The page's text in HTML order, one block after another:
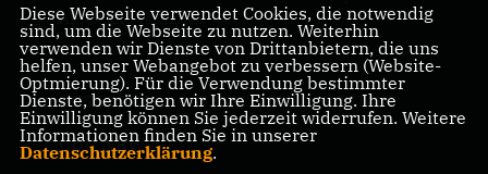
Arbeit und Termine.
IMPRESSUM DATENSCHUTZ KONTAKT
CDU NRW
Diese Webseite verwendet Cookies, die notwendig
sind, um die Webseite zu nutzen. Weiterhin
verwenden wir Dienste von Drittanbietern, die uns
helfen, unser Webangebot zu verbessern (Website-
Optmierung). Für die Verwendung bestimmter
Dienste, benötigen wir Ihre Einwilligung. Ihre
Einwilligung können Sie jederzeit widerrufen. Weitere
Informationen finden Sie in unserer
Datenschutzerklärung.